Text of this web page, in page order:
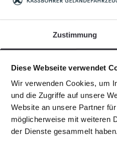
Zustimmung
Diese Webseite verwendet
Wir verwenden Cookies, um
und die Zugriffe auf unsere
Website an unsere Partner
möglicherweise mit weiteren
der Dienste gesammelt haben.